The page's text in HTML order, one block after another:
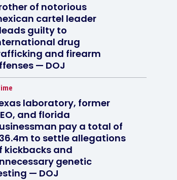
of notorious
cartel leader
guilty to
drug
and firearm
— DOJ
laboratory, former
and florida
pay a total of
to settle allegations
kickbacks and
genetic
— DOJ